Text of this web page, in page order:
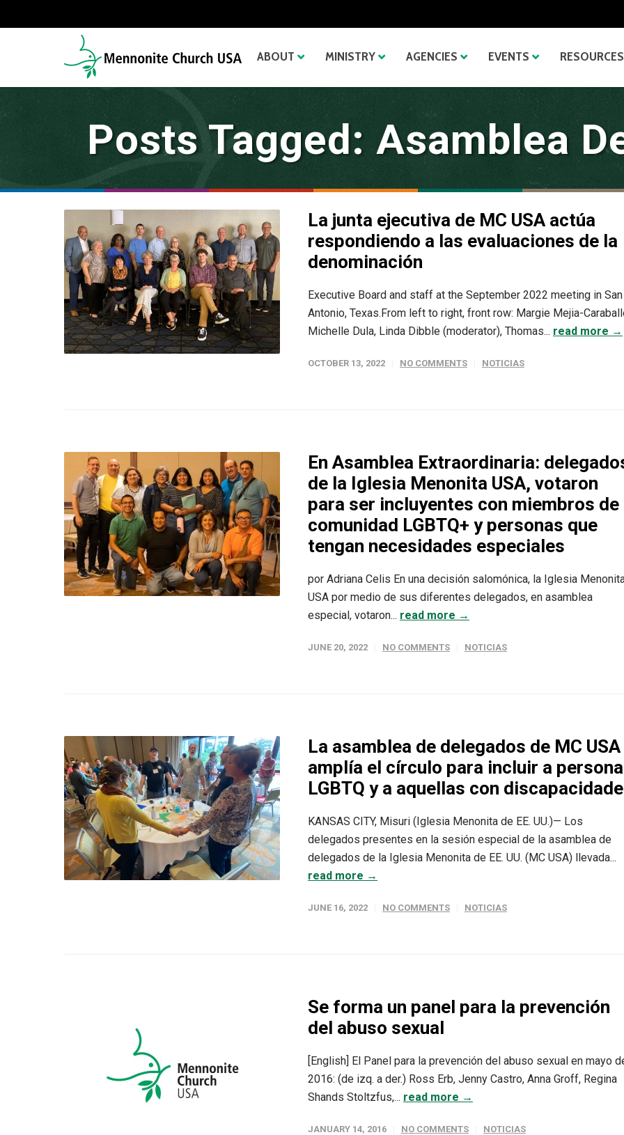
ABOUT MINISTRY AGENCIES EVENTS RESOURCES
Posts Tagged: Asamblea
La junta ejecutiva de MC USA actúa
respondiendo a las evaluaciones de la
denominación
Executive Board and staff at the September 2022 meeting in San
Antonio, Texas.From left to right, front row: Margie Mejia-
Michelle Dula, Linda Dibble (moderator), Thomas... read more →
OCTOBER 13, 2022 NO COMMENTS NOTICIAS
En Asamblea Extraordinaria:
de la Iglesia Menonita USA, votaron
para ser incluyentes con miembros de
comunidad LGBTQ+ y personas que
tengan necesidades especiales
por Adriana Celis En una decisión salomónica, la Iglesia
USA por medio de sus diferentes delegados, en asamblea
especial, votaron... read more →
JUNE 20, 2022 NO COMMENTS NOTICIAS
La asamblea de delegados de MC USA
amplía el círculo para incluir a
LGBTQ y a aquellas con
KANSAS CITY, Misuri (Iglesia Menonita de EE. UU.)— Los
delegados presentes en la sesión especial de la asamblea de
delegados de la Iglesia Menonita de EE. UU. (MC USA) llevada...
read more →
JUNE 16, 2022 NO COMMENTS NOTICIAS
Se forma un panel para la prevención
del abuso sexual
[English] El Panel para la prevención del abuso sexual en mayo
2016: (de izq. a der.) Ross Erb, Jenny Castro, Anna Groff, Regina
Shands Stoltzfus,... read more →
JANUARY 14, 2016 NO COMMENTS NOTICIAS